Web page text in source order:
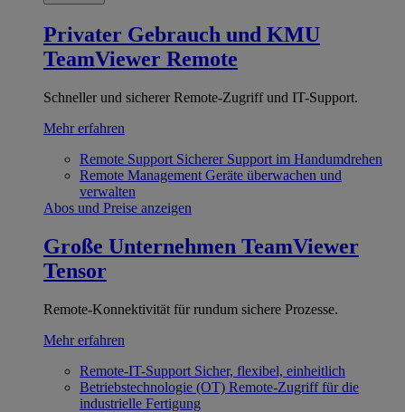
Privater Gebrauch und KMU
TeamViewer Remote
Schneller und sicherer Remote-Zugriff und IT-Support.
Mehr erfahren
Remote Support Sicherer Support im Handumdrehen
Remote Management Geräte überwachen und
verwalten
Abos und Preise anzeigen
Große Unternehmen TeamViewer
Tensor
Remote-Konnektivität für rundum sichere Prozesse.
Mehr erfahren
Remote-IT-Support Sicher, flexibel, einheitlich
Betriebstechnologie (OT) Remote-Zugriff für die
industrielle Fertigung